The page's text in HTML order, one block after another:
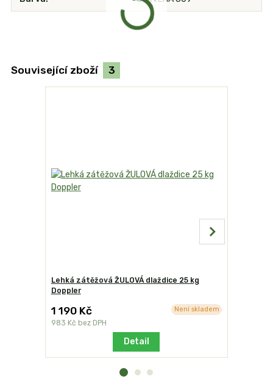
Související zboží 3
Lehká zátěžová ŽULOVÁ dlaždice 25 kg
Doppler
1 190 Kč
983 Kč bez DPH
Není skladem
Detail